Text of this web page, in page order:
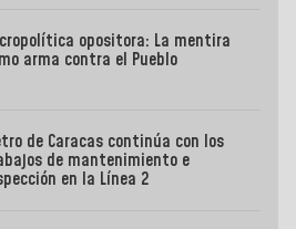
opositora: La mentira
arma contra el Pueblo
de Caracas continúa con los
de mantenimiento e
en la Línea 2